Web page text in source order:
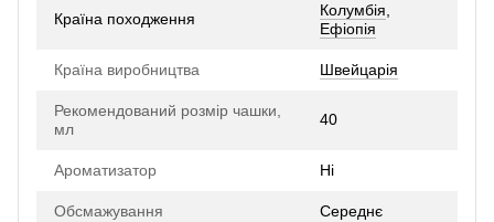
Країна походження Колумбія,
Ефіопія
Країна виробництва Швейцарія
Рекомендований розмір чашки,
мл
40
Ароматизатор Ні
Обсмажування Середнє